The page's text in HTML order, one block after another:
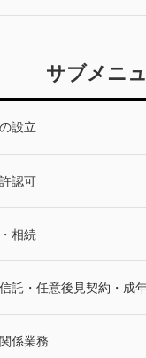
サブメニ
設立
認可
相続
託・任意後見契約・成
係業務